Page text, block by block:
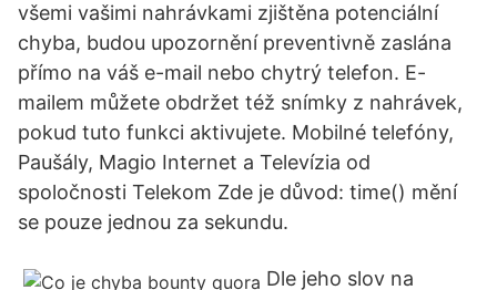
všemi vašimi nahrávkami zjištěna potenciální
chyba, budou upozornění preventivně zaslána
přímo na váš e-mail nebo chytrý telefon. E-
mailem můžete obdržet též snímky z nahrávek,
pokud tuto funkci aktivujete. Mobilné telefóny,
Paušály, Magio Internet a Televízia od
spoločnosti Telekom Zde je důvod: time() mění
se pouze jednou za sekundu.
Dle jeho slov na